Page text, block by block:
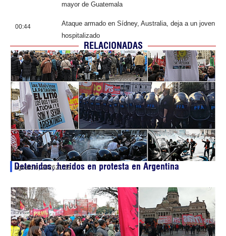
mayor de Guatemala
00:44
Ataque armado en Sídney, Australia, deja a un joven
hospitalizado
RELACIONADAS
Detenidos, heridos en protesta en Argentina
agosto 6, 202621:59